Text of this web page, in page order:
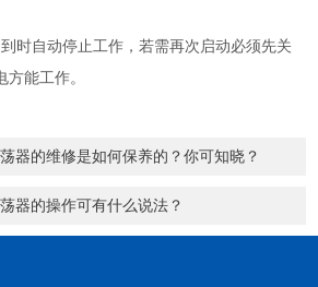
自动停止工作，若需再次启动必须先关
能工作。
器的维修是如何保养的？你可知晓？
器的操作可有什么说法？